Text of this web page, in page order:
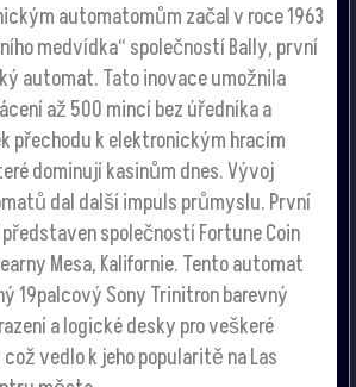
automatomům začal v roce 1963
medvídka“ společností Bally, první
automat. Tato inovace umožnila
až 500 mincí bez úředníka a
přechodu k elektronickým hracím
dominují kasinům dnes. Vývoj
dal další impuls průmyslu. První
společností Fortune Coin
Mesa, Kalifornie. Tento automat
19palcový Sony Trinitron barevný
a logické desky pro veškeré
vedlo k jeho popularitě na Las